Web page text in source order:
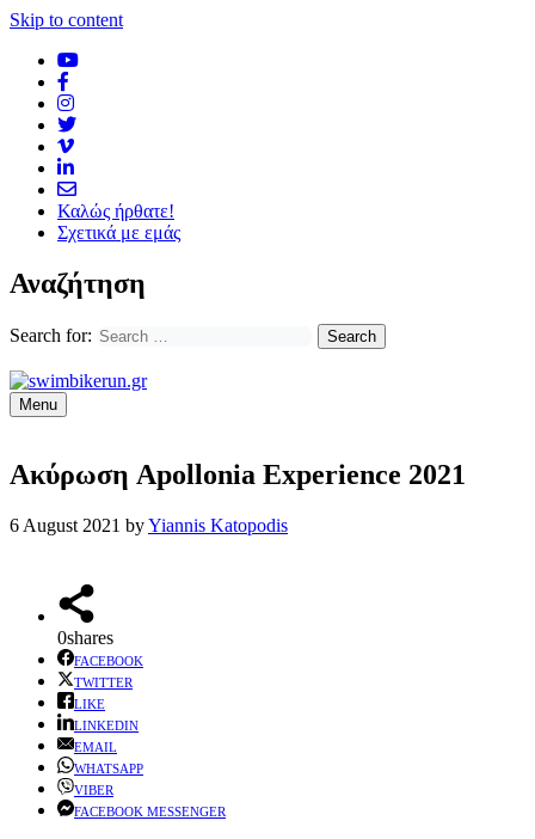
Skip to content
Καλώς ήρθατε!
Σχετικά με εμάς
Αναζήτηση
Search for:
Menu
Ακύρωση Apollonia Experience 2021
6 August 2021 byYiannis Katopodis
0shares
FACEBOOK
TWITTER
LIKE
LINKEDIN
EMAIL
WHATSAPP
VIBER
FACEBOOK MESSENGER